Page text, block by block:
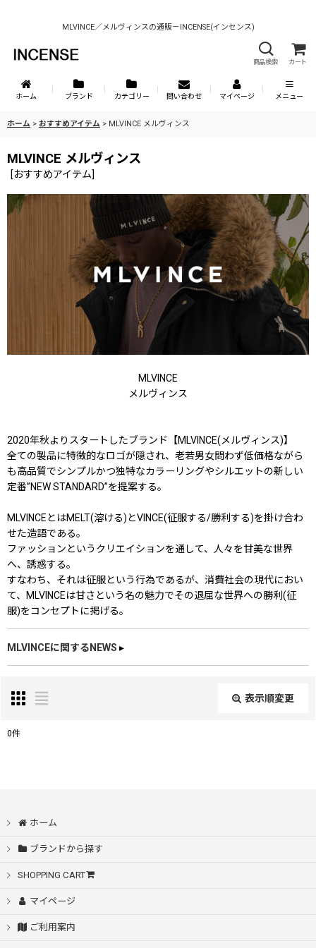
MLVINCE／メルヴィンスの通販－INCENSE(インセンス)
商品検索 カート
ホーム ブランド カテゴリー 問い合わせ マイページ メニュー
ホーム > おすすめアイテム > MLVINCE メルヴィンス
MLVINCE メルヴィンス
[おすすめアイテム]
MLVINCE
メルヴィンス
2020年秋よりスタートしたブランド【MLVINCE(メルヴィンス)】
全ての製品に特徴的なロゴが隠され、老若男女問わず低価格ながら
も高品質でシンプルかつ独特なカラーリングやシルエットの新しい
定番”NEW STANDARD”を提案する。
MLVINCEとはMELT(溶ける)とVINCE(征服する/勝利する)を掛け合わ
せた造語である。
ファッションというクリエイションを通して、人々を甘美な世界
へ、誘惑する。
すなわち、それは征服という行為であるが、消費社会の現代におい
て、MLVINCEは甘さという名の魅力でその退屈な世界への勝利(征
服)をコンセプトに掲げる。
MLVINCEに関するNEWS ▸
表示順変更
並び順:
0件
ホーム
ブランドから探す
SHOPPING CART
マイページ
ご利用案内